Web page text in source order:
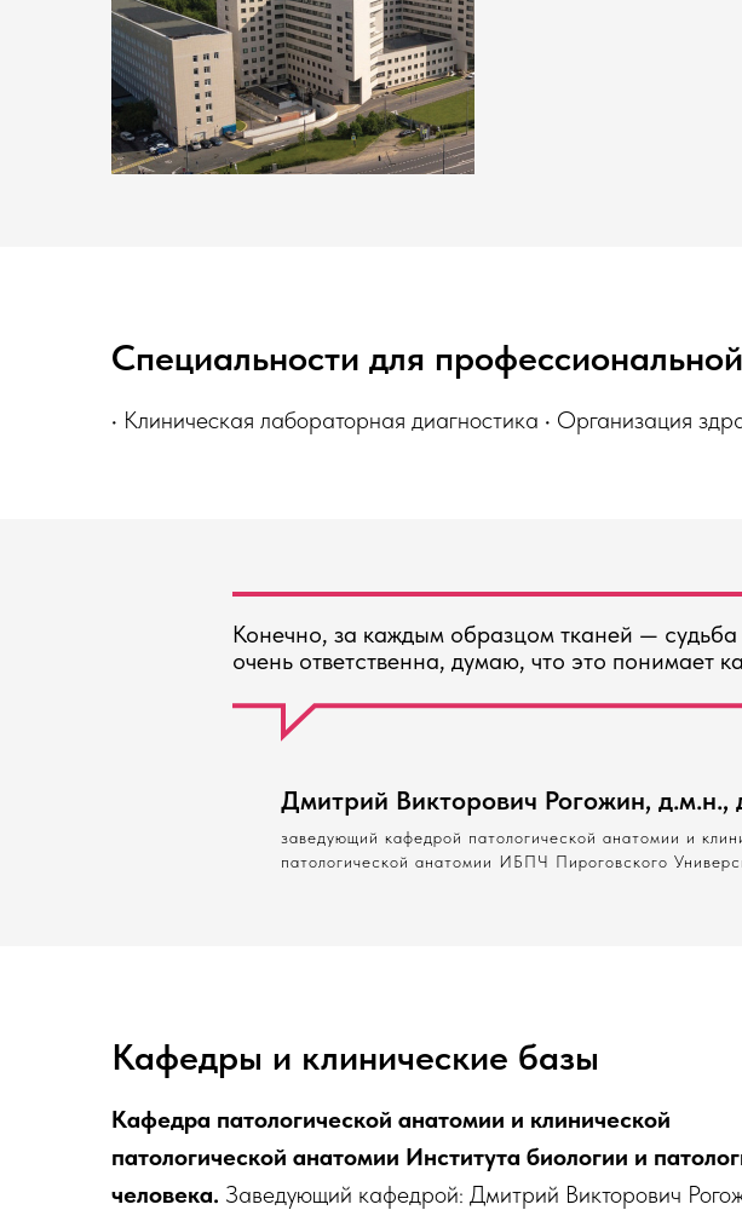
Специальности для
• Клиническая лабораторная диагностика • Организация
Конечно, за каждым образцом тканей —
очень ответственна, думаю, что это понимает
Дмитрий Викторович Рогожин, д.м.н.,
заведующий кафедрой патологической анатомии и
патологической анатомии ИБПЧ Пироговского
Кафедры и клинические базы
Кафедра патологической анатомии и клинической
патологической анатомии Института биологии и
человека. Заведующий кафедрой: Дмитрий Викторович